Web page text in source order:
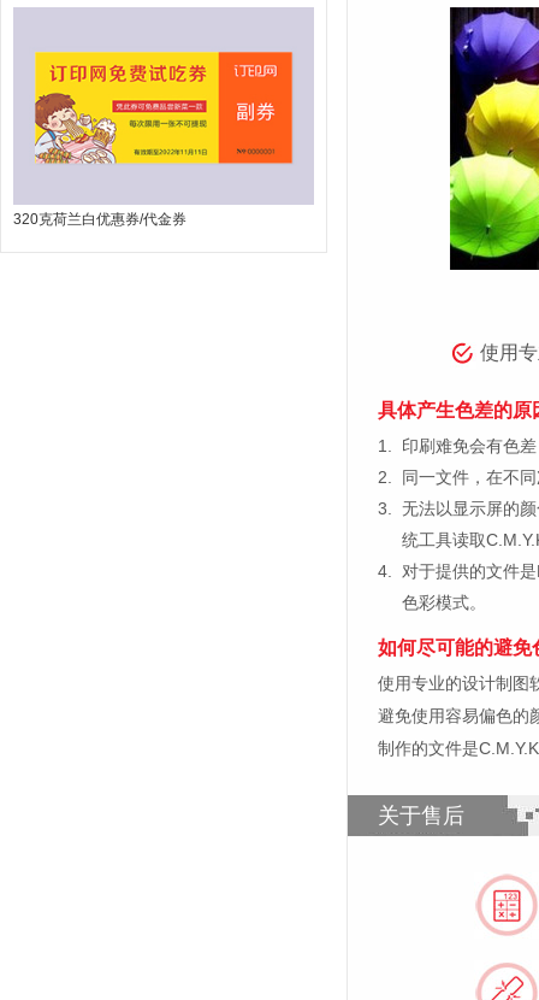
320克荷兰白优惠券/代金券
使用
具体产生色差的原
1.
印刷难免会有色
2.
同一文件，在不
3.
无法以显示屏的
统工具读取
4.
对于提供的文件
色彩模式。
如何尽可能的避免
使用专业的设计制图
避免使用容易偏色的
制作的文件是
关于售后